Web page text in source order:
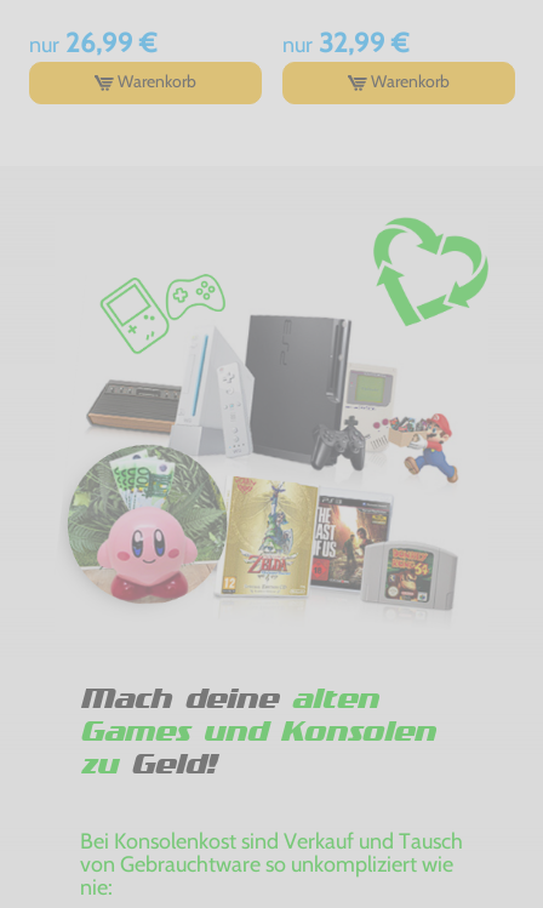
nur26,99 €
Warenkorb
nur32,99 €
Warenkorb
Mach deine alten
Games und Konsolen
zuGeld!
Bei Konsolenkost sind Verkauf und Tausch
von Gebrauchtware so unkompliziert wie
nie: